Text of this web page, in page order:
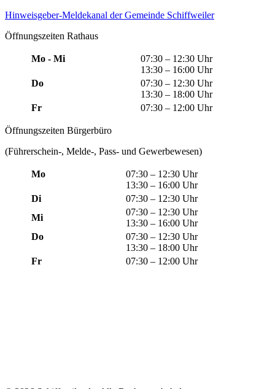
Hinweisgeber-Meldekanal der Gemeinde Schiffweiler
Öffnungszeiten Rathaus
Mo - Mi
07:30 – 12:30 Uhr
13:30 – 16:00 Uhr
Do
07:30 – 12:30 Uhr
13:30 – 18:00 Uhr
Fr
07:30 – 12:00 Uhr
Öffnungszeiten Bürgerbüro
(Führerschein-, Melde-, Pass- und Gewerbewesen)
Mo
07:30 – 12:30 Uhr
13:30 – 16:00 Uhr
Di
07:30 – 12:30 Uhr
Mi
07:30 – 12:30 Uhr
13:30 – 16:00 Uhr
Do
07:30 – 12:30 Uhr
13:30 – 18:00 Uhr
Fr
07:30 – 12:00 Uhr